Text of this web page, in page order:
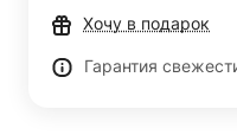
Хочу в подарок
Гарантия